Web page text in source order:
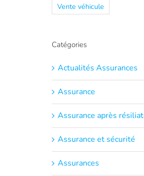
Vente véhicule
Catégories
Actualités Assurances
Assurance
Assurance après
Assurance et sécurité
Assurances